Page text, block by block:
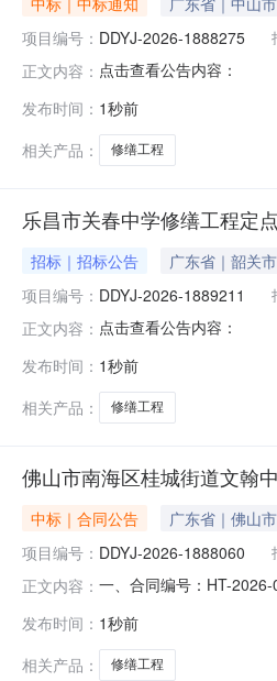
项目编号： DDYJ-2026-1888275
正文内容： 点击查看公告内容：
发布时间： 1秒前
相关产品：
修缮工程
乐昌市关春中学修缮工程定
招标｜招标公告 广东省｜韶关
项目编号： DDYJ-2026-1889211
正文内容： 点击查看公告内容：
发布时间： 1秒前
相关产品：
修缮工程
佛山市南海区桂城街道文翰
中标｜合同公告 广东省｜佛山
项目编号： DDYJ-2026-1888060
正文内容： 一、合同编号：HT-
方）：广东鸣翔建设有
发布时间： 1秒前
相关产品：
修缮工程